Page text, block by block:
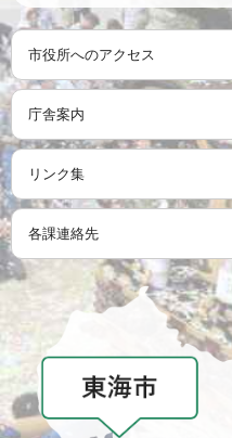
市役所へのアクセス
庁舎案内
リンク集
各課連絡先